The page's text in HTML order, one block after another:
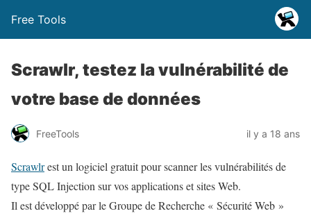
Free Tools
Scrawlr, testez la vulnérabilité de
votre base de données
FreeTools il y a 18 ans
Scrawlrest un logiciel gratuit pour scanner les vulnérabilités de
type SQL Injection sur vos applications et sites Web.
Il est développé par le Groupe de Recherche « Sécurité Web »